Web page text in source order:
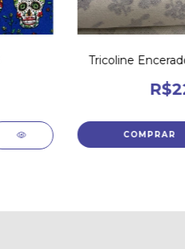
Tricoline